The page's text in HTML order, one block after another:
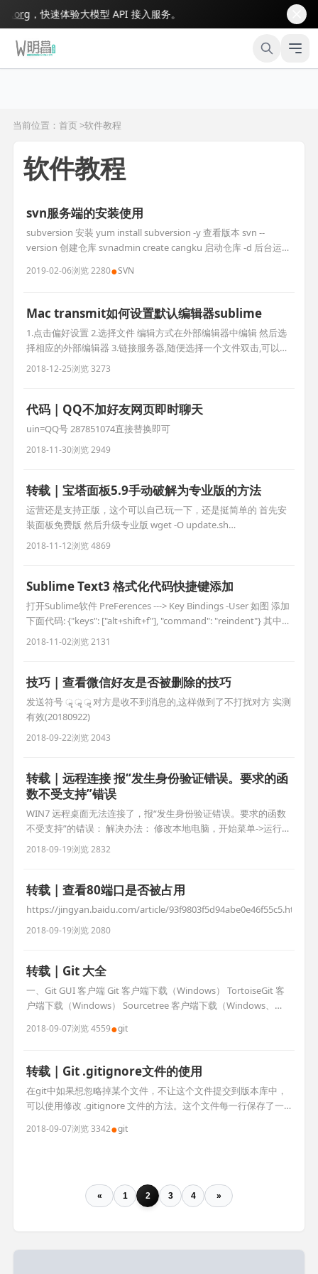
，快速体验大模型 API 接入服务。
当前位置：首页 >软件教程
软件教程
svn服务端的安装使用
subversion 安装 yum install subversion -y 查看版本 svn --
version 创建仓库 svnadmin create cangku 启动仓库 -d 后台运行
仓库 svn checkout svn://...
2019-02-06浏览 2280●SVN
Mac transmit如何设置默认编辑器sublime
1.点击偏好设置 2.选择文件 编辑方式在外部编辑器中编辑 然后选
择相应的外部编辑器 3.链接服务器,随便选择一个文件双击,可以看
到不用下载直接在编辑器中打开,点击保存直接上传到服务器
2018-12-25浏览 3273
代码 | QQ不加好友网页即时聊天
uin=QQ号 287851074直接替换即可
2018-11-30浏览 2949
转载 | 宝塔面板5.9手动破解为专业版的方法
运营还是支持正版，这个可以自己玩一下，还是挺简单的 首先安
装面板免费版 然后升级专业版 wget -O update.sh
http://download.bt.cn/install/update_pro.sh && bash
update.sh pro 找到路径/www/server/panel/class 找到文件名或
2018-11-12浏览 4869
Sublime Text3 格式化代码快捷键添加
打开Sublime软件 PreFerences ---> Key Bindings -User 如图 添加
下面代码: {"keys": ["alt+shift+f"], "command": "reindent"} 其中
alt+shift+f 是我自己定义的 你可以定义任意的快捷键 但是不要和
系统的快捷键有冲突 系统的快捷键查看 PreFerences -
2018-11-02浏览 2131
技巧 | 查看微信好友是否被删除的技巧
发送符号 ॣ ॣ ॣ 对方是收不到消息的,这样做到了不打扰对方 实测
有效(20180922)
2018-09-22浏览 2043
转载 | 远程连接 报“发生身份验证错误。要求的函
数不受支持”错误
WIN7 远程桌面无法连接了，报“发生身份验证错误。要求的函数
不受支持”的错误： 解决办法： 修改本地电脑，开始菜单->运行
gpedit.msc 打开配置项：计算机配置>管理模板>系统>凭据分配>
加密Oracle修正 选择启用并选择易受攻击，配置保存后即可解决
2018-09-19浏览 2832
转载 | 查看80端口是否被占用
https://jingyan.baidu.com/article/93f9803f5d94abe0e46f55c5.html
2018-09-19浏览 2080
转载 | Git 大全
一、Git GUI 客户端 Git 客户端下载（Windows） TortoiseGit 客
户端下载（Windows） Sourcetree 客户端下载（Windows、
SmartGit 客户端下载（Windows、Mac、Linux） GitEye 客户端
2018-09-07浏览 4559●git
转载 | Git .gitignore文件的使用
在git中如果想忽略掉某个文件，不让这个文件提交到版本库中，
可以使用修改 .gitignore 文件的方法。这个文件每一行保存了一
结尾的文件 !lib.a # 但 lib.a 除外 /TODO # 仅仅忽略项目根目录下
2018-09-07浏览 3342●git
« 1 2 3 4 »